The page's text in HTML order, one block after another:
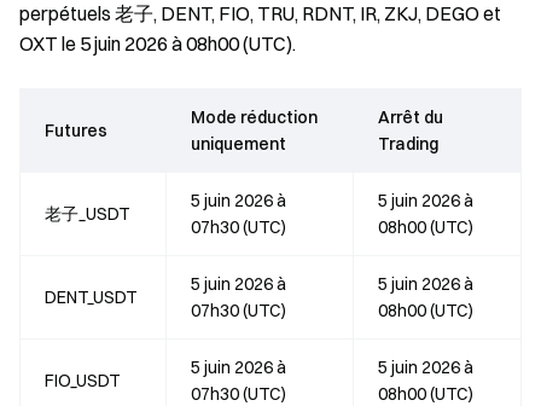
perpétuels 老子, DENT, FIO, TRU, RDNT, IR, ZKJ, DEGO et
OXT le 5 juin 2026 à 08h00 (UTC).
Futures
Mode réduction
uniquement
Arrêt du
Trading
老子_USDT
5 juin 2026 à
07h30 (UTC)
5 juin 2026 à
08h00 (UTC)
DENT_USDT
5 juin 2026 à
07h30 (UTC)
5 juin 2026 à
08h00 (UTC)
FIO_USDT
5 juin 2026 à
07h30 (UTC)
5 juin 2026 à
08h00 (UTC)